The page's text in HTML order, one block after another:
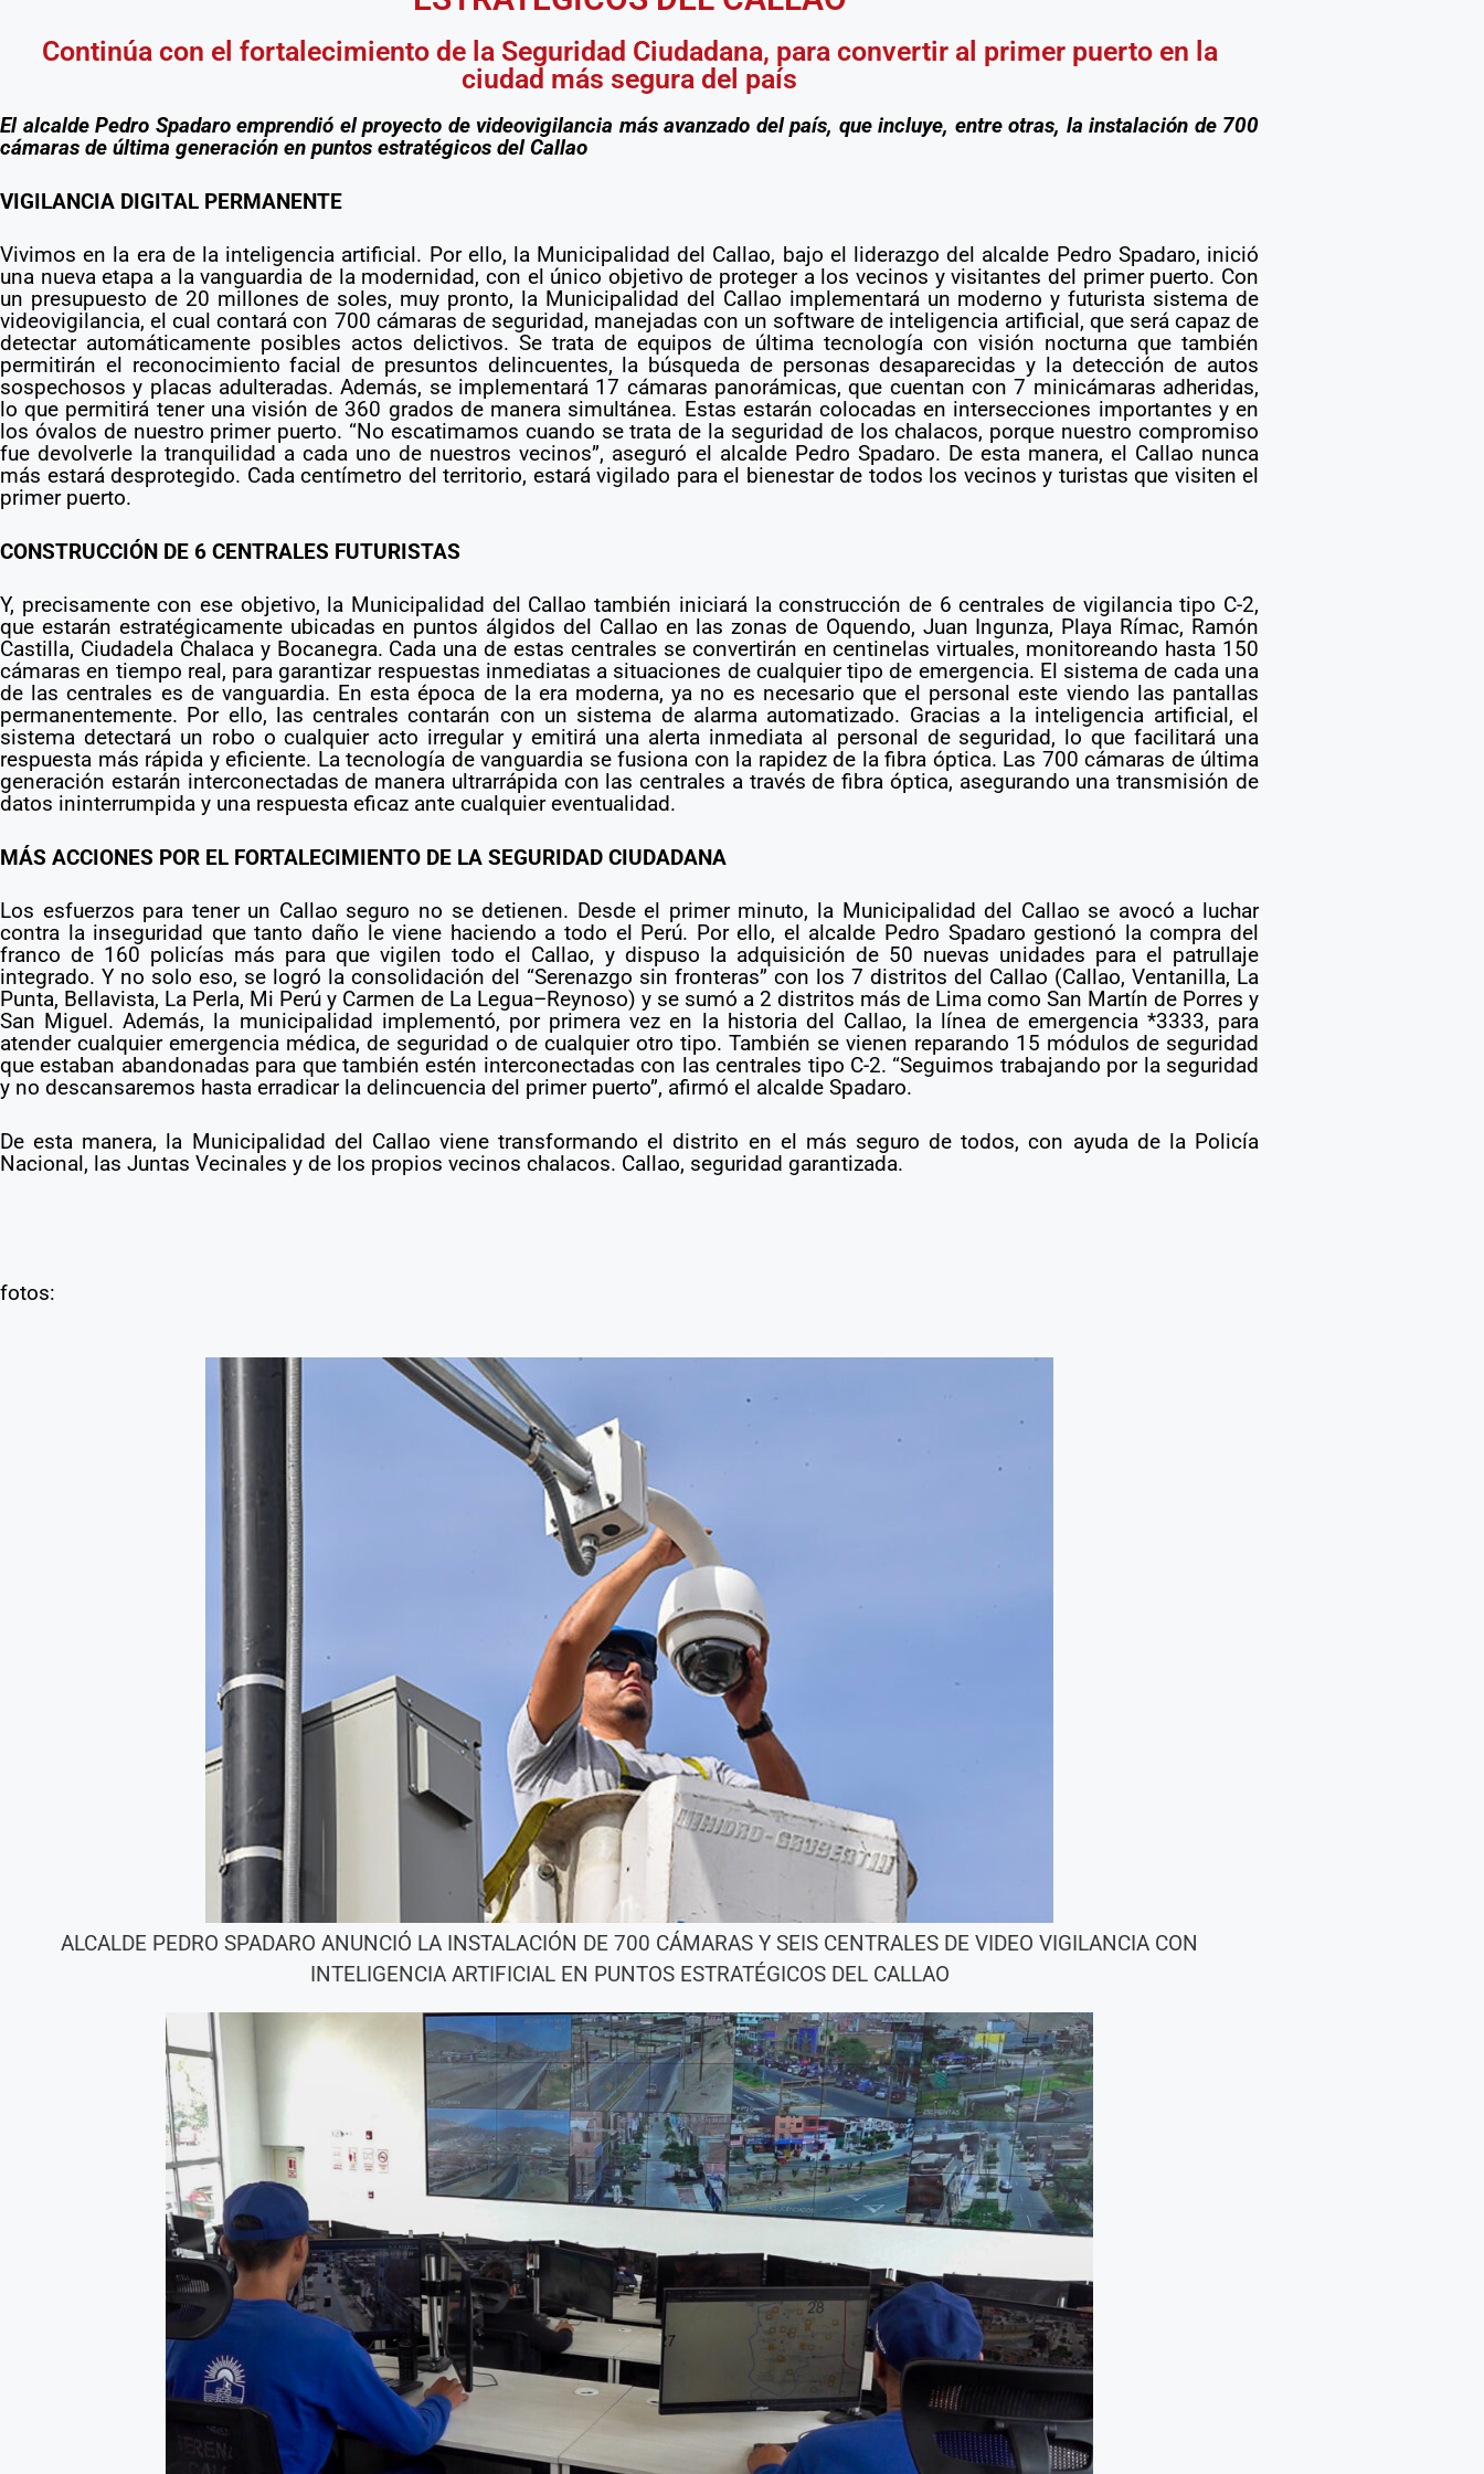
Continúa con el fortalecimiento de la Seguridad Ciudadana, para convertir al primer puerto en la
ciudad más segura del país
El alcalde Pedro Spadaro emprendió el proyecto de videovigilancia más avanzado del país, que incluye, entre otras, la instalación de 700
cámaras de última generación en puntos estratégicos del Callao
VIGILANCIA DIGITAL PERMANENTE
Vivimos en la era de la inteligencia artificial. Por ello, la Municipalidad del Callao, bajo el liderazgo del alcalde Pedro Spadaro, inició
una nueva etapa a la vanguardia de la modernidad, con el único objetivo de proteger a los vecinos y visitantes del primer puerto. Con
un presupuesto de 20 millones de soles, muy pronto, la Municipalidad del Callao implementará un moderno y futurista sistema de
videovigilancia, el cual contará con 700 cámaras de seguridad, manejadas con un software de inteligencia artificial, que será capaz de
detectar automáticamente posibles actos delictivos. Se trata de equipos de última tecnología con visión nocturna que también
permitirán el reconocimiento facial de presuntos delincuentes, la búsqueda de personas desaparecidas y la detección de autos
sospechosos y placas adulteradas. Además, se implementará 17 cámaras panorámicas, que cuentan con 7 minicámaras adheridas,
lo que permitirá tener una visión de 360 grados de manera simultánea. Estas estarán colocadas en intersecciones importantes y en
los óvalos de nuestro primer puerto. “No escatimamos cuando se trata de la seguridad de los chalacos, porque nuestro compromiso
fue devolverle la tranquilidad a cada uno de nuestros vecinos”, aseguró el alcalde Pedro Spadaro. De esta manera, el Callao nunca
más estará desprotegido. Cada centímetro del territorio, estará vigilado para el bienestar de todos los vecinos y turistas que visiten el
primer puerto.
CONSTRUCCIÓN DE 6 CENTRALES FUTURISTAS
Y, precisamente con ese objetivo, la Municipalidad del Callao también iniciará la construcción de 6 centrales de vigilancia tipo C-2,
que estarán estratégicamente ubicadas en puntos álgidos del Callao en las zonas de Oquendo, Juan Ingunza, Playa Rímac, Ramón
Castilla, Ciudadela Chalaca y Bocanegra. Cada una de estas centrales se convertirán en centinelas virtuales, monitoreando hasta 150
cámaras en tiempo real, para garantizar respuestas inmediatas a situaciones de cualquier tipo de emergencia. El sistema de cada una
de las centrales es de vanguardia. En esta época de la era moderna, ya no es necesario que el personal este viendo las pantallas
permanentemente. Por ello, las centrales contarán con un sistema de alarma automatizado. Gracias a la inteligencia artificial, el
sistema detectará un robo o cualquier acto irregular y emitirá una alerta inmediata al personal de seguridad, lo que facilitará una
respuesta más rápida y eficiente. La tecnología de vanguardia se fusiona con la rapidez de la fibra óptica. Las 700 cámaras de última
generación estarán interconectadas de manera ultrarrápida con las centrales a través de fibra óptica, asegurando una transmisión de
datos ininterrumpida y una respuesta eficaz ante cualquier eventualidad.
MÁS ACCIONES POR EL FORTALECIMIENTO DE LA SEGURIDAD CIUDADANA
Los esfuerzos para tener un Callao seguro no se detienen. Desde el primer minuto, la Municipalidad del Callao se avocó a luchar
contra la inseguridad que tanto daño le viene haciendo a todo el Perú. Por ello, el alcalde Pedro Spadaro gestionó la compra del
franco de 160 policías más para que vigilen todo el Callao, y dispuso la adquisición de 50 nuevas unidades para el patrullaje
integrado. Y no solo eso, se logró la consolidación del “Serenazgo sin fronteras” con los 7 distritos del Callao (Callao, Ventanilla, La
Punta, Bellavista, La Perla, Mi Perú y Carmen de La Legua–Reynoso) y se sumó a 2 distritos más de Lima como San Martín de Porres y
San Miguel. Además, la municipalidad implementó, por primera vez en la historia del Callao, la línea de emergencia *3333, para
atender cualquier emergencia médica, de seguridad o de cualquier otro tipo. También se vienen reparando 15 módulos de seguridad
que estaban abandonadas para que también estén interconectadas con las centrales tipo C-2. “Seguimos trabajando por la seguridad
y no descansaremos hasta erradicar la delincuencia del primer puerto”, afirmó el alcalde Spadaro.
De esta manera, la Municipalidad del Callao viene transformando el distrito en el más seguro de todos, con ayuda de la Policía
Nacional, las Juntas Vecinales y de los propios vecinos chalacos. Callao, seguridad garantizada.
fotos:
ALCALDE PEDRO SPADARO ANUNCIÓ LA INSTALACIÓN DE 700 CÁMARAS Y SEIS CENTRALES DE VIDEO VIGILANCIA CON
INTELIGENCIA ARTIFICIAL EN PUNTOS ESTRATÉGICOS DEL CALLAO